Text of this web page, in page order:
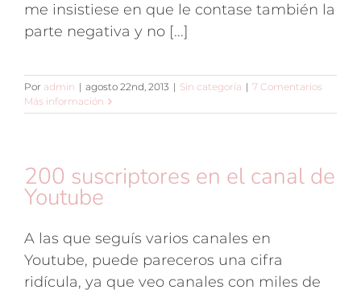
me insistiese en que le contase también la
parte negativa y no [...]
Por admin | agosto 22nd, 2013 | Sin categoría | 7 Comentarios
Más información
200 suscriptores en el canal de
Youtube
A las que seguís varios canales en
Youtube, puede pareceros una cifra
ridícula, ya que veo canales con miles de